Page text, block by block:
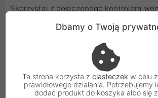
Skorzystaj z dołączonego kontrolera
dostosować prędkość obrotową do
Obsługa zaawansowanych
chłodzenia wodnego
Obudowa umożliwia instalację
Dbamy o Twoją
Ta strona korzysta z ciasteczek w celu
prawidłowego działania. Potrzebujemy
dodać produkt do koszyka albo się